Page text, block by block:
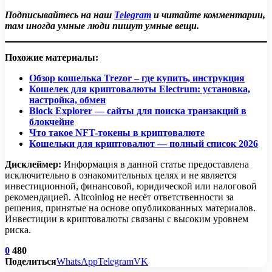
механизмы RBF или CPFP, если они поддерживаются
кошельком.
мемпула или встроенные рекомендации кошелька.
Выбор правильной комиссии и менее загруженного
задержек.
Подписывайтесь на наш Telegram и читайте комментарии,
там иногда умные люди пишут умные вещи.
Похожие материалы:
Обзор кошелька Trezor – где купить, инструкция
Кошелек для криптовалюты Electrum: установка,
настройка, обмен
Block Explorer — сайты для поиска транзакций в
блокчейне
Что такое NFT-токены в криптовалюте
Кошельки для криптовалют — полный список 2026
Дисклеймер: Информация в данной статье предоставлена
исключительно в ознакомительных целях и не является
инвестиционной, финансовой, юридической или налоговой
рекомендацией. Altcoinlog не несёт ответственности за
решения, принятые на основе опубликованных материалов.
Инвестиции в криптовалюты связаны с высоким уровнем
риска.
0 480
ПоделитьсяWhatsAppTelegramVK